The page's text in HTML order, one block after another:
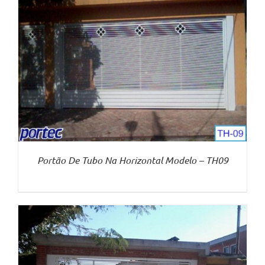
Portão De Tubo Na Horizontal Modelo – TH09